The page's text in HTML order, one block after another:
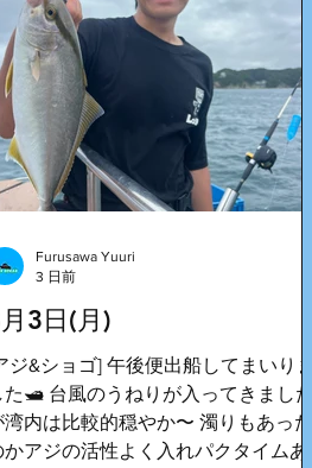
3日(月)
ジ&ショゴ] 午後便出船してまいりま
た🛥️ 台風のうねりが入ってきました
湾内は比較的穏やか〜 濁りもあった
かアジの活性よく入れパクタイムあ
Furusawa Yuuri
3 日前